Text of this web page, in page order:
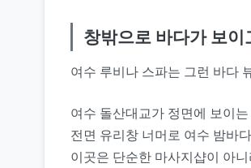
창밖으로 바다가 보
여수 루비나 스파는 그런 바다
여수 돌산대교가 정면에 보이는
전면 유리창 너머로 여수 밤바
이곳은 단순한 마사지샵이 아니